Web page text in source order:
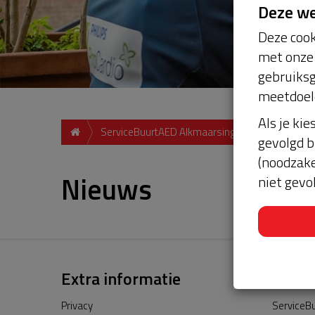
ServiceBuurtAED Alkmaarsingel, 6843, Arnhem
Nieuws
Extra informatie
Privacy
Deze
Deze
met
Als je
gevolgd
niet